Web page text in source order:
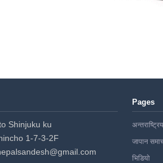
Shinjuku ku
1-7-3-2F
Pages
अन्तराष्ट्रिय
जापान
भिडियो